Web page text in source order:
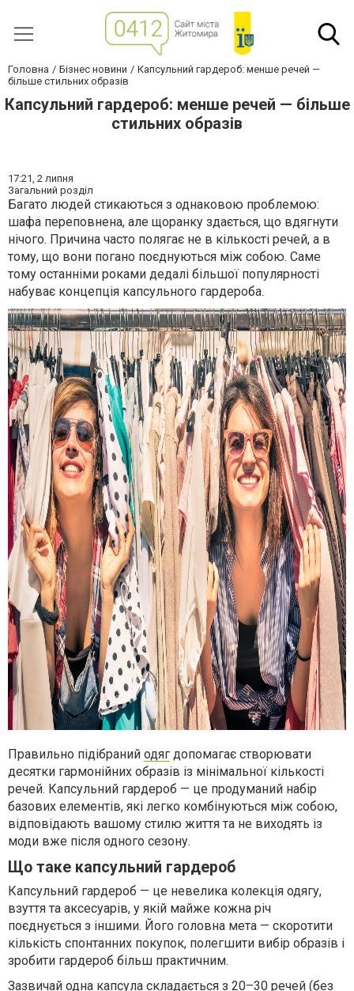
Головна Бізнес новини
Капсульний гардероб: менше речей —
більше стильних образів
Капсульний гардероб: менше речей — більше
стильних образів
17:21, 2 липня
Загальний розділ
Багато людей стикаються з однаковою проблемою:
шафа переповнена, але щоранку здається, що вдягнути
нічого. Причина часто полягає не в кількості речей, а в
тому, що вони погано поєднуються між собою. Саме
тому останніми роками дедалі більшої популярності
набуває концепція капсульного гардероба.
Правильно підібраний одяг допомагає створювати
десятки гармонійних образів із мінімальної кількості
речей. Капсульний гардероб — це продуманий набір
базових елементів, які легко комбінуються між собою,
відповідають вашому стилю життя та не виходять із
моди вже після одного сезону.
Що таке капсульний гардероб
Капсульний гардероб — це невелика колекція одягу,
взуття та аксесуарів, у якій майже кожна річ
поєднується з іншими. Його головна мета — скоротити
кількість спонтанних покупок, полегшити вибір образів і
зробити гардероб більш практичним.
Зазвичай одна капсула складається з 20–30 речей (без